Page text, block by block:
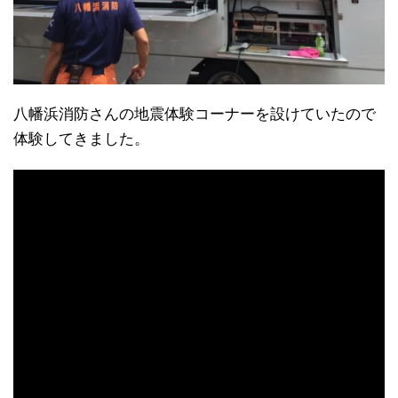
八幡浜消防さんの地震体験コーナーを設けていたので
体験してきました。